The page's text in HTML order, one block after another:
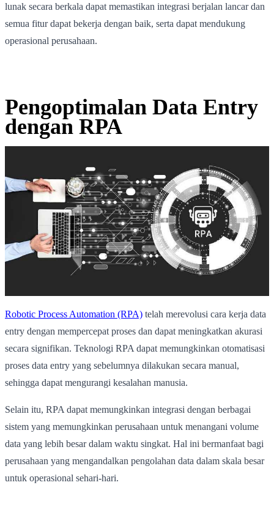
lunak secara berkala dapat memastikan integrasi berjalan lancar dan
semua fitur dapat bekerja dengan baik, serta dapat mendukung
operasional perusahaan.
Pengoptimalan Data Entry
dengan RPA
Robotic Process Automation (RPA) telah merevolusi cara kerja data
entry dengan mempercepat proses dan dapat meningkatkan akurasi
secara signifikan. Teknologi RPA dapat memungkinkan otomatisasi
proses data entry yang sebelumnya dilakukan secara manual,
sehingga dapat mengurangi kesalahan manusia.
Selain itu, RPA dapat memungkinkan integrasi dengan berbagai
sistem yang memungkinkan perusahaan untuk menangani volume
data yang lebih besar dalam waktu singkat. Hal ini bermanfaat bagi
perusahaan yang mengandalkan pengolahan data dalam skala besar
untuk operasional sehari-hari.